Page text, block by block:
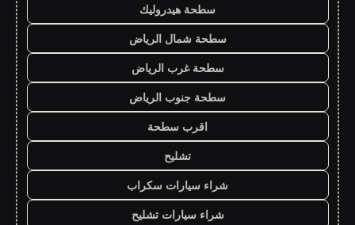
سطحة هيدروليك
سطحة شمال الرياض
سطحة غرب الرياض
سطحة جنوب الرياض
اقرب سطحة
تشليح
شراء سيارات سكراب
شراء سيارات تشليح